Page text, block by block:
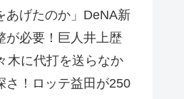
あげたのか」DeNA新
が必要！巨人井上歴
木に代打を送らなか
さ！ロッテ益田が250